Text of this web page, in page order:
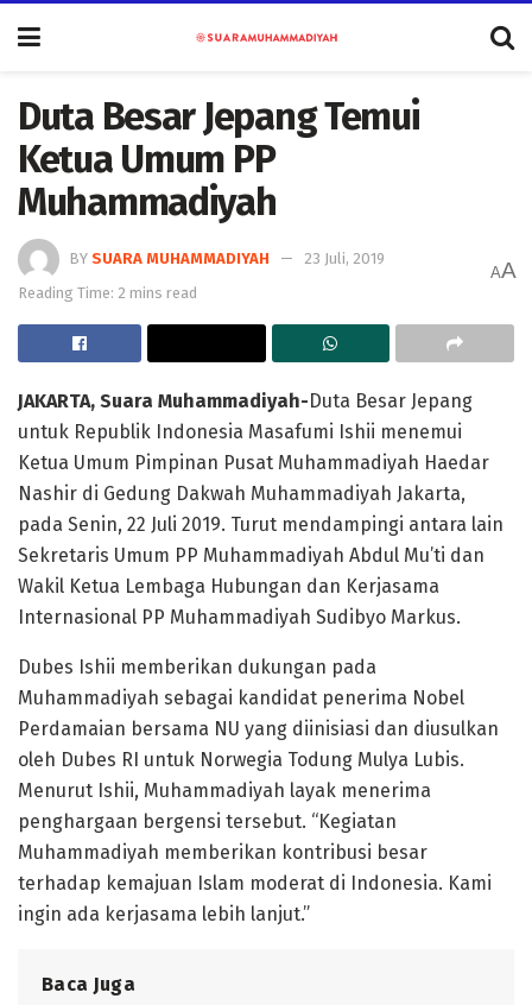
Duta Besar Jepang Temui
Ketua Umum PP
Muhammadiyah
BY SUARA MUHAMMADIYAH
23 Juli, 2019
Reading Time: 2 mins read
AA
JAKARTA, Suara Muhammadiyah-Duta Besar Jepang
untuk Republik Indonesia Masafumi Ishii menemui
Ketua Umum Pimpinan Pusat Muhammadiyah Haedar
Nashir di Gedung Dakwah Muhammadiyah Jakarta,
pada Senin, 22 Juli 2019. Turut mendampingi antara lain
Sekretaris Umum PP Muhammadiyah Abdul Mu’ti dan
Wakil Ketua Lembaga Hubungan dan Kerjasama
Internasional PP Muhammadiyah Sudibyo Markus.
Dubes Ishii memberikan dukungan pada
Muhammadiyah sebagai kandidat penerima Nobel
Perdamaian bersama NU yang diinisiasi dan diusulkan
oleh Dubes RI untuk Norwegia Todung Mulya Lubis.
Menurut Ishii, Muhammadiyah layak menerima
penghargaan bergensi tersebut. “Kegiatan
Muhammadiyah memberikan kontribusi besar
terhadap kemajuan Islam moderat di Indonesia. Kami
ingin ada kerjasama lebih lanjut.”
Baca Juga